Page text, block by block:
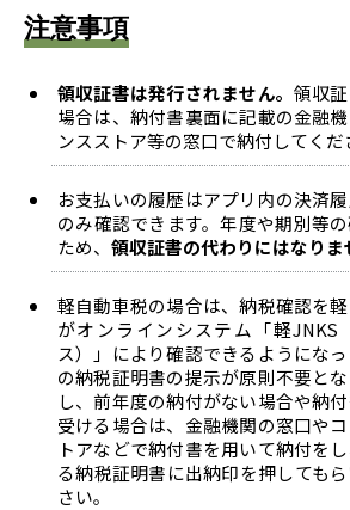
注意事項
領収証書は発行されません。 領収
場合は、納付書裏面に記載の金融
ンスストア等の窓口で納付してくだ
お支払いの履歴はアプリ内の決済
のみ確認できます。年度や期別等
ため、 領収証書の代わりにはなりま
軽自動車税の場合は、納税確認を
がオンラインシステム「軽JNKS
ス）」により確認できるようにな
の納税証明書の提示が原則不要と
し、前年度の納付がない場合や納
受ける場合は、金融機関の窓口や
トアなどで納付書を用いて納付を
る納税証明書に出納印を押しても
さい。